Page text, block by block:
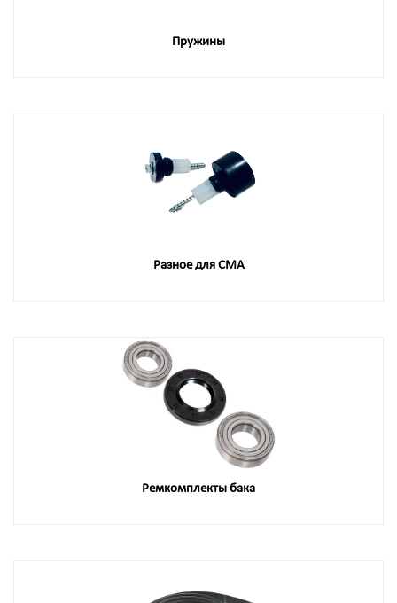
Пружины
Разное для СМА
Ремкомплекты бака